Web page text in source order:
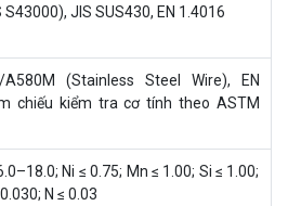
S43000), JIS SUS430, EN 1.4016
(Stainless Steel Wire), EN
chiếu kiểm tra cơ tính theo ASTM
Ni ≤ 0.75; Mn ≤ 1.00; Si ≤ 1.00;
N ≤ 0.03